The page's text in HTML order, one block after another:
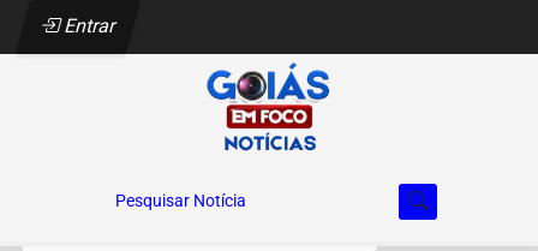
Entrar
Pesquisar Notícia